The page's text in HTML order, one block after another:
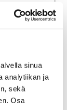
sinua
analytiikan ja
sekä
Osa